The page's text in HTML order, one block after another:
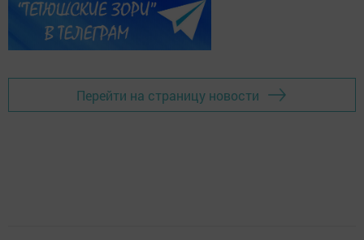
Перейти на страницу новости